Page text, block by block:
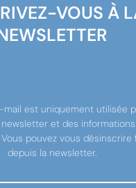
VOUS À
mail est uniquement utilisée
et des
pouvez vous désinscrire
depuis la newsletter.